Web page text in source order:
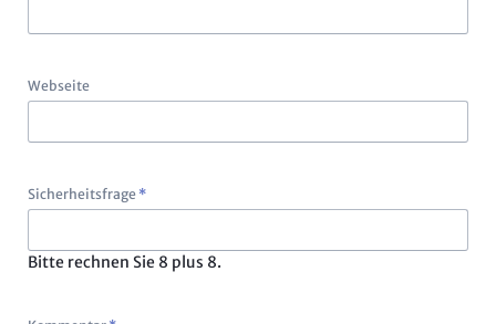
Webseite
Pflichtfeld
Sicherheitsfrage *
Bitte rechnen Sie 8 plus 8.